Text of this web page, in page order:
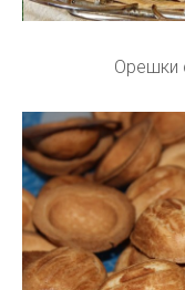
Орешки